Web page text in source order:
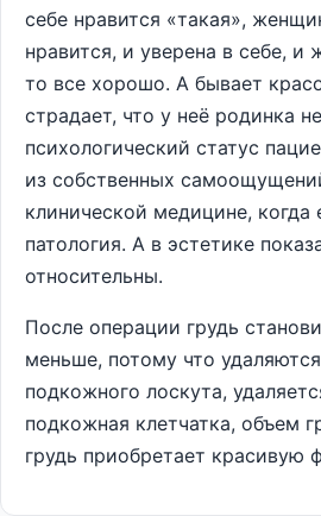
себе нравится «такая»,
нравится, и уверена в себе, и
то все хорошо. А бывает
страдает, что у неё родинка
психологический статус
из собственных
клинической медицине, когда
патология. А в эстетике
относительны.
После операции грудь
меньше, потому что
подкожного лоскута,
подкожная клетчатка, объем
грудь приобретает красивую